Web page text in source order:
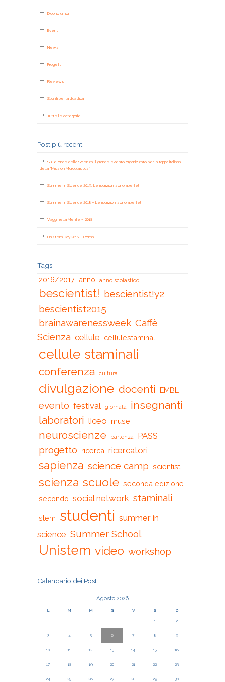
Dicono di noi
Eventi
News
Progetti
Reviews
Spunti per la didattica
Tutte le categorie
Post più recenti
Sulle onde della Scienza: il grande evento organizzato per la tappa italiana
della “Mission Microplastics”
Summer in Science 2019: Le iscrizioni sono aperte!
Summer in Science 2018 – Le iscrizioni sono aperte!
Viaggi nella Mente – 2018
Unistem Day 2018 – Roma
Tags
2016/2017 anno anno scolastico
bescientist! bescientist!y2
bescientist2015
brainawarenessweek Caffè
Scienza cellule cellulestaminali
cellule staminali
conferenza cultura
divulgazione docenti EMBL
evento festival giornata
insegnanti
laboratori liceo musei
neuroscienze partenza PASS
progetto ricerca ricercatori
sapienza science camp scientist
scienza scuole seconda edizione
secondo social network staminali
stem studenti summer in
science Summer School
Unistem video workshop
Calendario dei Post
Agosto 2026
L M M G V S D
1 2
3 4 5 6 7 8 9
10 11 12 13 14 15 16
17 18 19 20 21 22 23
24 25 26 27 28 29 30